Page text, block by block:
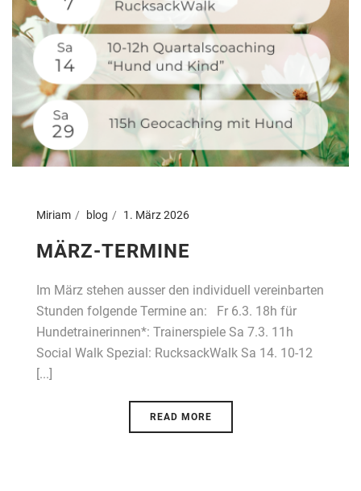
Miriam blog 1. März 2026
MÄRZ-TERMINE
Im März stehen ausser den individuell vereinbarten
Stunden folgende Termine an: Fr 6.3. 18h für
Hundetrainerinnen*: Trainerspiele Sa 7.3. 11h
Social Walk Spezial: RucksackWalk Sa 14. 10-12
[...]
READ MORE